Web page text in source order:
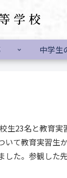
中学生
23名と教育実
て教育実習生
た。参観した